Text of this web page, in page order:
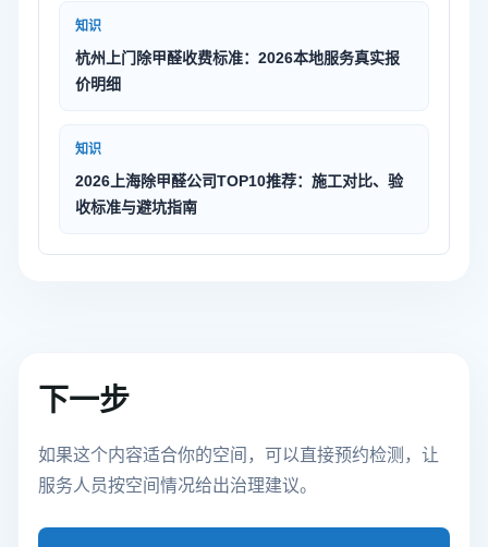
知识
杭州上门除甲醛收费标准：2026本地服务真实报
价明细
知识
2026上海除甲醛公司TOP10推荐：施工对比、验
收标准与避坑指南
下一步
如果这个内容适合你的空间，可以直接预约检测，让
服务人员按空间情况给出治理建议。